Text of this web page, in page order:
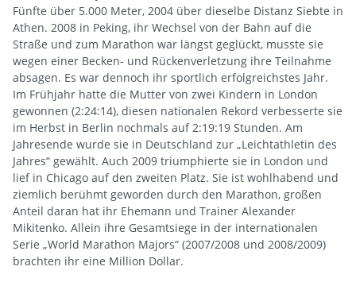
Fünfte über 5.000 Meter, 2004 über dieselbe Distanz Siebte in
Athen. 2008 in Peking, ihr Wechsel von der Bahn auf die
Straße und zum Marathon war längst geglückt, musste sie
wegen einer Becken- und Rückenverletzung ihre Teilnahme
absagen. Es war dennoch ihr sportlich erfolgreichstes Jahr.
Im Frühjahr hatte die Mutter von zwei Kindern in London
gewonnen (2:24:14), diesen nationalen Rekord verbesserte sie
im Herbst in Berlin nochmals auf 2:19:19 Stunden. Am
Jahresende wurde sie in Deutschland zur „Leichtathletin des
Jahres“ gewählt. Auch 2009 triumphierte sie in London und
lief in Chicago auf den zweiten Platz. Sie ist wohlhabend und
ziemlich berühmt geworden durch den Marathon, großen
Anteil daran hat ihr Ehemann und Trainer Alexander
Mikitenko. Allein ihre Gesamtsiege in der internationalen
Serie „World Marathon Majors“ (2007/2008 und 2008/2009)
brachten ihr eine Million Dollar.